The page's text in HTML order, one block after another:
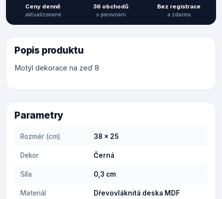
Ceny denně
aktualizované
36 obchodů
v porovnání
Bez registrace
a zdarma
Popis produktu
Motýl dekorace na zeď 8
Parametry
Rozměr (cm) 38 x 25
Dekor Černá
Síla 0,3 cm
Materiál Dřevovláknitá deska MDF